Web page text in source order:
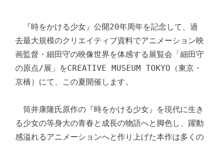
『時をかける少女』公開20年周年を記念して、過
去最大規模のクリエイティブ資料でアニメーション映
画監督・細田守の映像世界を体感する展覧会「細田守
の原点/展」をCREATIVE MUSEUM TOKYO（東京・
京橋）にて、この夏開催します。
筒井康隆氏原作の『時をかける少女』を現代に生き
る少女の等身大の青春と成長の物語へと脚色し、躍動
感溢れるアニメーションへと作り上げた本作は多くの